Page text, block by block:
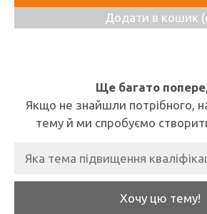
Додати в кошик
Ще багато
Якщо не знайшли потрібного,
тему й ми спробуємо
Хочу цю тему!